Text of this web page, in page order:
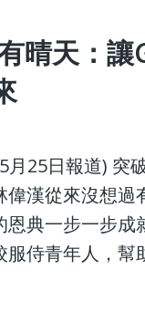
晴天：讓
月25日報道) 突
偉漢從來沒想過
恩典一步一步成
服侍青年人，幫